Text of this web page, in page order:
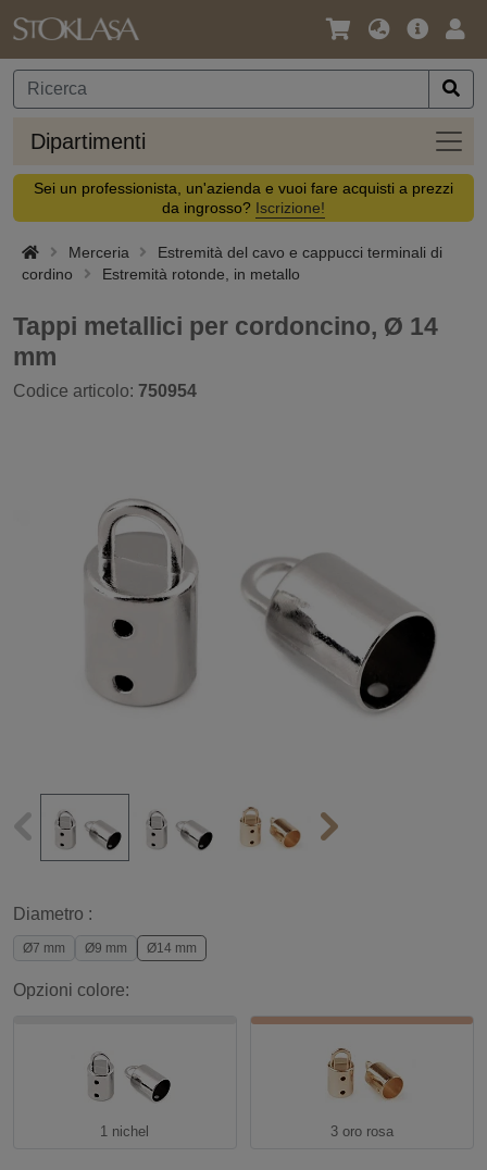
Lingua
Valuta
Offerta
Dipartimenti
Sei un professionista, un'azienda e vuoi fare acquisti a prezzi
da ingrosso? Iscrizione!
Merceria
Estremità del cavo e cappucci terminali di
cordino
Estremità rotonde, in metallo
Tappi metallici per cordoncino, Ø 14
mm
Codice articolo: 750954
Diametro :
Ø7 mm Ø9 mm Ø14 mm
Opzioni colore:
1 nichel 3 oro rosa